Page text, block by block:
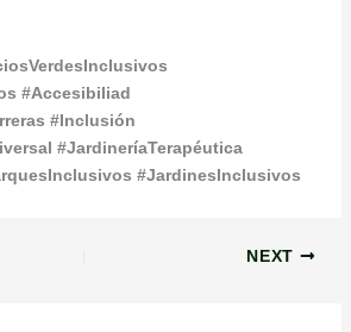
#Accesibiliad
#Inclusión
#JardineríaTerapéutica
#JardinesInclusivos
NEXT